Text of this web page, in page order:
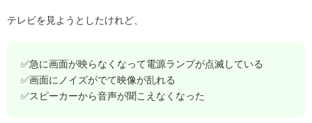
テレビを見ようとしたけれど、
✅急に画面が映らなくなって電源ランプが点滅している
✅画面にノイズがでて映像が乱れる
✅スピーカーから音声が聞こえなくなった